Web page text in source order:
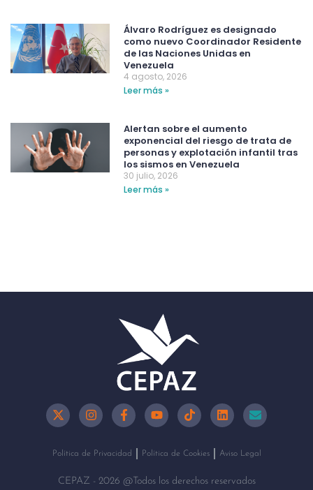
Álvaro Rodríguez es designado
como nuevo Coordinador Residente
de las Naciones Unidas en
Venezuela
4 agosto, 2026
Leer más »
Alertan sobre el aumento
exponencial del riesgo de trata de
personas y explotación infantil tras
los sismos en Venezuela
30 julio, 2026
Leer más »
Política de Privacidad Política de Cookies Aviso Legal
CEPAZ - 2026 @Todos los derechos reservados